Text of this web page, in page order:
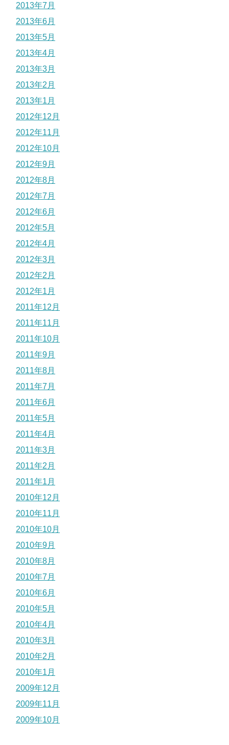
2013年7月
2013年6月
2013年5月
2013年4月
2013年3月
2013年2月
2013年1月
2012年12月
2012年11月
2012年10月
2012年9月
2012年8月
2012年7月
2012年6月
2012年5月
2012年4月
2012年3月
2012年2月
2012年1月
2011年12月
2011年11月
2011年10月
2011年9月
2011年8月
2011年7月
2011年6月
2011年5月
2011年4月
2011年3月
2011年2月
2011年1月
2010年12月
2010年11月
2010年10月
2010年9月
2010年8月
2010年7月
2010年6月
2010年5月
2010年4月
2010年3月
2010年2月
2010年1月
2009年12月
2009年11月
2009年10月